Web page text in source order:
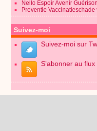
Nello Espoir Avenir Guérison
Preventie Vaccinatieschade
Suivez-moi
Suivez-moi sur
S'abonner au flux